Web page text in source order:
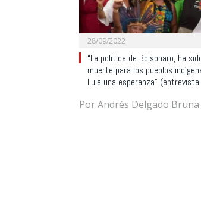
28/09/2022
“La politica de Bolsonaro, ha
muerte para los pueblos
Lula una esperanza”
Por Andrés Delgado